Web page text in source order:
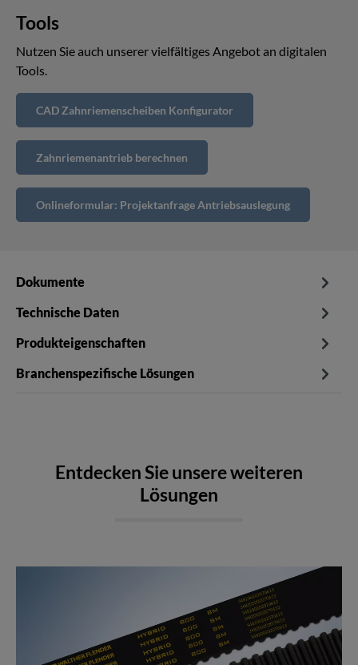
Tools
Nutzen Sie auch unserer vielfältiges Angebot an digitalen
Tools.
CAD Zahnriemenscheiben Konfigurator
Zahnriemenantrieb berechnen
Onlineformular: Projektanfrage Antriebsauslegung
Dokumente
Technische Daten
Produkteigenschaften
Branchenspezifische Lösungen
Entdecken Sie unsere weiteren
Lösungen